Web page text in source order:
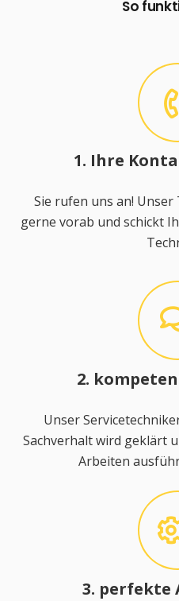
So
1. Ihre
Sie rufen uns an!
gerne vorab und schickt
2.
Unser
Sachverhalt wird geklärt
Arbeiten
3. perfekte